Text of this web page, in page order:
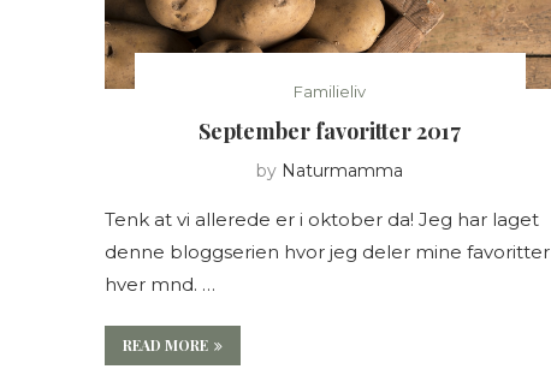
Familieliv
September favoritter 2017
by Naturmamma
Tenk at vi allerede er i oktober da! Jeg har laget
denne bloggserien hvor jeg deler mine favoritter
hver mnd. …
READ MORE